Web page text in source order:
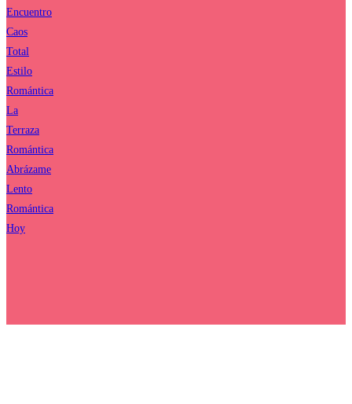
Encuentro
Caos
Total
Estilo
Romántica
La
Terraza
Romántica
Abrázame
Lento
Romántica
Hoy